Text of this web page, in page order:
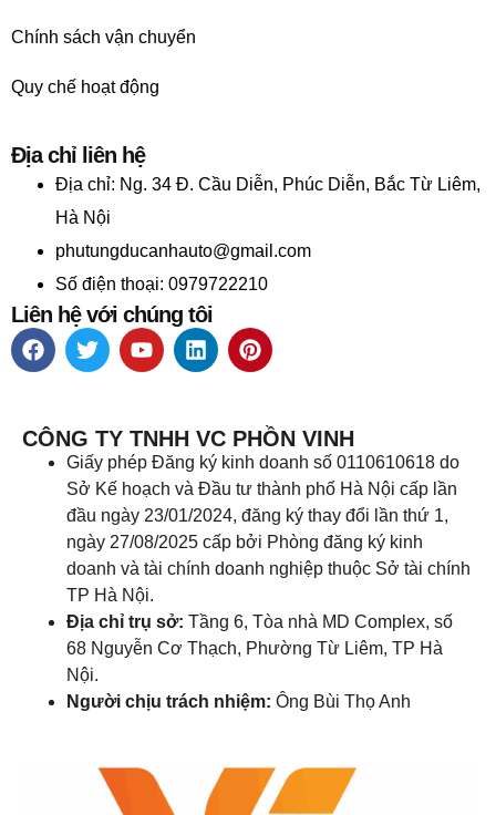
Chính sách vận chuyển
Quy chế hoạt động
Địa chỉ liên hệ
Địa chỉ: Ng. 34 Đ. Cầu Diễn, Phúc Diễn, Bắc Từ Liêm,
Hà Nội
phutungducanhauto@gmail.com
Số điện thoại: 0979722210
Liên hệ với chúng tôi
CÔNG TY TNHH VC PHỒN VINH
Giấy phép Đăng ký kinh doanh số 0110610618 do
Sở Kế hoạch và Đầu tư thành phố Hà Nội cấp lần
đầu ngày 23/01/2024, đăng ký thay đổi lần thứ 1,
ngày 27/08/2025 cấp bởi Phòng đăng ký kinh
doanh và tài chính doanh nghiệp thuộc Sở tài chính
TP Hà Nội.
Địa chỉ trụ sở: Tầng 6, Tòa nhà MD Complex, số
68 Nguyễn Cơ Thạch, Phường Từ Liêm, TP Hà
Nội.
Người chịu trách nhiệm: Ông Bùi Thọ Anh